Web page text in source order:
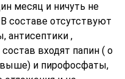
месяц и ничуть не
составе отсутствуют
антисептики ,
входят папин ( о
выше) и пирофосфаты,